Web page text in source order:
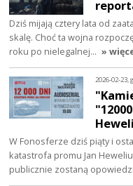
Dziś mijają cztery lata od
skalę. Choć ta wojna
roku po nielegalnej… »
2026-02-23,
W Fonosferze dziś piąty i
katastrofa promu Jan
publicznie zostaną